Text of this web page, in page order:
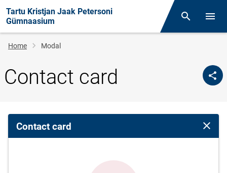
Tartu Kristjan Jaak Petersoni
Gümnaasium
Otsing
Breadcrumb
Home Modal
Contact card
Contact card Close